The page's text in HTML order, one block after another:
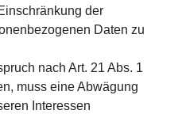
der
Daten zu
nach Art. 21 Abs. 1
muss eine Abwägung
Interessen